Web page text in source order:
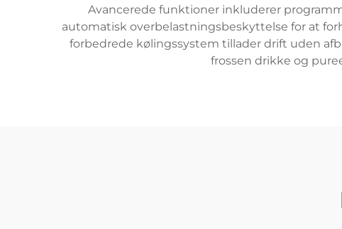
Avancerede funktioner inkluderer
automatisk overbelastningsbeskyttelse for at
forbedrede kølingssystem tillader drift uden
frossen drikke og